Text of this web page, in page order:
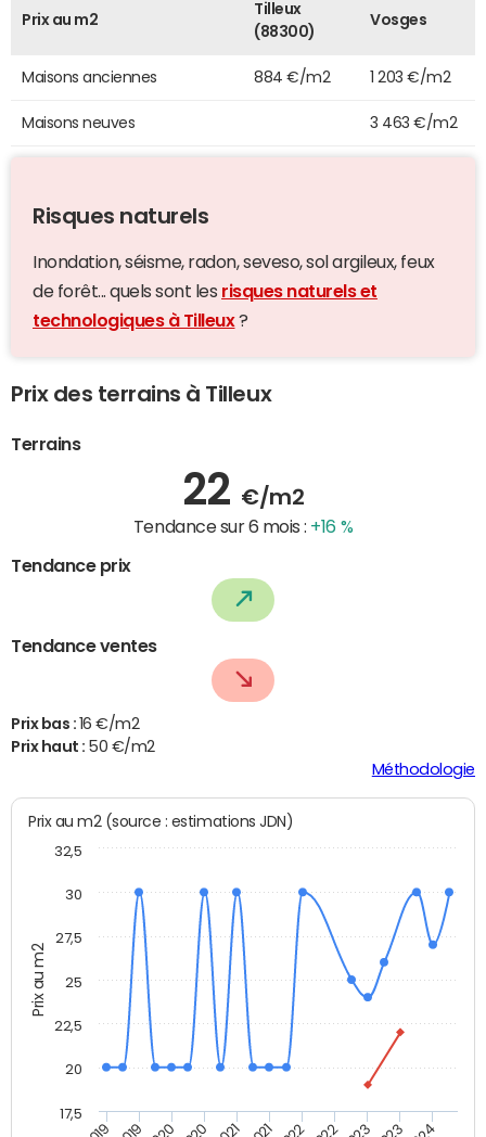
Prix au m2
Tilleux
(88300)
Vosges
Maisons anciennes 884 €/m2 1 203 €/m2
Maisons neuves 3 463 €/m2
Risques naturels
Inondation, séisme, radon, seveso, sol argileux, feux
de forêt... quels sont les risques naturels et
technologiques à Tilleux?
Prix des terrains à Tilleux
Terrains
22 €/m2
Tendance sur 6 mois : +16 %
Tendance prix
Tendance ventes
Prix bas : 16 €/m2
Prix haut : 50 €/m2
Méthodologie
Prix au m2
Prix au m2 (source : estimations JDN)
17,5
20
22,5
25
27,5
30
32,5